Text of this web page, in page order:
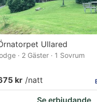
Ullared
· 2 Gäster · 1 Sovrum
kr /natt
Se erbjudande